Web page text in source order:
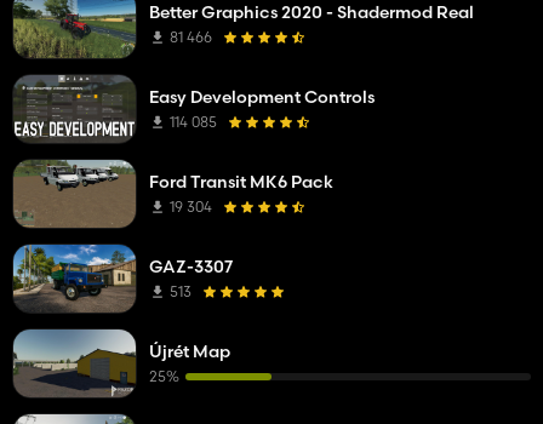
Better Graphics 2020 - Shadermod Real
81 466
Easy Development Controls
114 085
Ford Transit MK6 Pack
19 304
GAZ-3307
513
Újrét Map
25%